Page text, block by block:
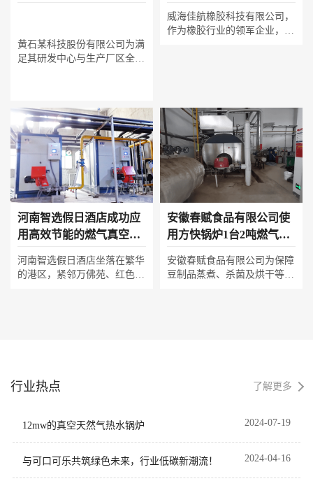
黄石某科技股份有限公司为满
足其研发中心与生产厂区全年
空相变高效换热技术，实现常
压安全运行与超过100%的热
效率，智能群控可精准匹配各
区域动态负荷。其超低氮排放
与静音特性完美契合现代化科
技企业的高标准要求，以卓越
的节能环保性能保障了企业的
绿色高效运营。
威海佳航橡胶科技有限公司，
作为橡胶行业的领军企业，始
瓶颈问题，威海佳航橡胶科技
有限公司决定引进一台高性能
的蒸汽锅炉。经过深入的市场
调研和对比分析，公司最终选
择了方快锅炉的6吨蒸汽锅
炉。这款锅炉以其高效、稳
定、环保的特性脱颖而出，能
够满足公司生产线对蒸汽的大
量需求，同时降低能源消耗和
排放。 在项目实施过程中，
方快锅炉的技术团队为威海佳
航橡胶科技有限公司提供了全
方位的技术支持和服务。从锅
随着6吨蒸汽锅炉的正式投
产，威海佳航橡胶科技有限公
持。锅炉的高效稳定运行不仅
能源消耗和排放，为公司的可
持续发展注入了新的动力。
河南智选假日酒店成功应
用高效节能的燃气真空热
河南智选假日酒店坐落在繁华
的港区，紧邻万佛苑、红色枣
多个规模不同的会议室、西餐
一提的是，一楼设有郑州好想
你同心饭店，是该区域一家涉
外酒店配套餐饮，可同时容纳
安徽春赋食品有限公司使
用方快锅炉1台2吨燃气蒸
安徽春赋食品有限公司为保障
豆制品蒸煮、杀菌及烘干等生
食品加工企业绿色生产提供了
行业热点 了解更多
12mw的真空天然气热水锅炉 2024-07-19
与可口可乐共筑绿色未来，行业低碳新潮流！ 2024-04-16